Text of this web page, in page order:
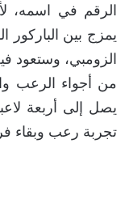
الرقم في اسمه،
يمزج بين الباركور
الزومبي، وستعود
من أجواء الرعب
تجربة رعب وبقاء